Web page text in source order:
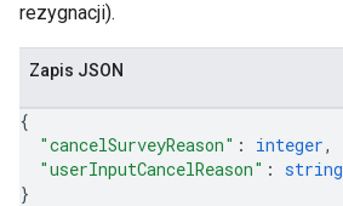
rezygnacji).
Zapis JSON
{
"cancelSurveyReason" : integer,
"userInputCancelReason" : string
}